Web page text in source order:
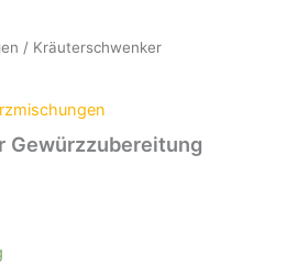
/ Kräuterschwenker
Gewürzzubereitung